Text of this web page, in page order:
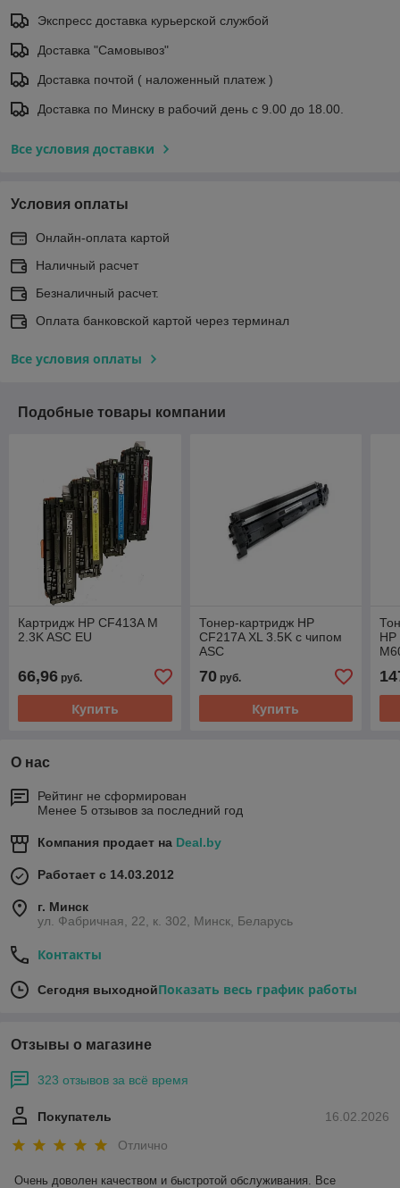
Экспресс доставка курьерской службой
Доставка "Самовывоз"
Доставка почтой ( наложенный платеж )
Доставка по Минску в рабочий день с 9.00 до 18.00.
Все условия доставки
Условия оплаты
Онлайн-оплата картой
Наличный расчет
Безналичный расчет.
Оплата банковской картой через терминал
Все условия оплаты
Подобные товары компании
Картридж HP CF413A M
2.3K ASC EU
66,96 руб.
Купить
Тонер-картридж HP
CF217A XL 3.5K с чипом
ASC
70руб.
Купить
О нас
Рейтинг не сформирован
Менее 5 отзывов за последний год
Компания продает на Deal.by
Работает с 14.03.2012
г. Минск
ул. Фабричная, 22, к. 302, Минск, Беларусь
Контакты
Сегодня выходнойПоказать весь график работы
Отзывы о магазине
323 отзывов за всё время
16.02.2026
Покупатель
Отлично
Очень доволен качеством и быстротой обслуживания. Все